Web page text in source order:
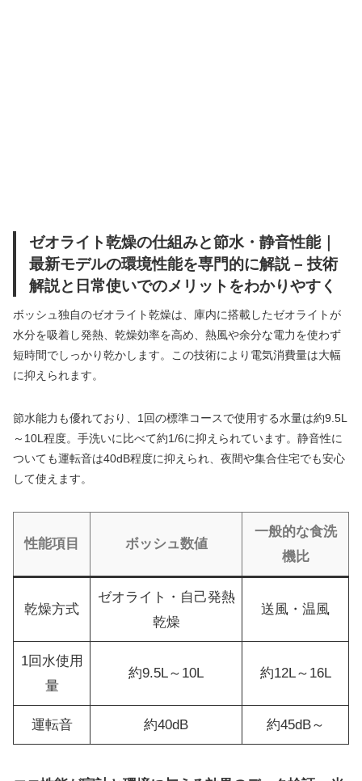
ゼオライト乾燥の仕組みと節水・静音性能｜
最新モデルの環境性能を専門的に解説 – 技術
解説と日常使いでのメリットをわかりやすく
ボッシュ独自のゼオライト乾燥は、庫内に搭載したゼオライトが
水分を吸着し発熱、乾燥効率を高め、熱風や余分な電力を使わず
短時間でしっかり乾かします。この技術により電気消費量は大幅
に抑えられます。
節水能力も優れており、1回の標準コースで使用する水量は約9.5L
～10L程度。手洗いに比べて約1/6に抑えられています。静音性に
ついても運転音は40dB程度に抑えられ、夜間や集合住宅でも安心
して使えます。
性能項目 ボッシュ数値
一般的な食洗
機比
乾燥方式
ゼオライト・自己発熱
乾燥
送風・温風
1回水使用
量
約9.5L～10L 約12L～16L
運転音 約40dB 約45dB～